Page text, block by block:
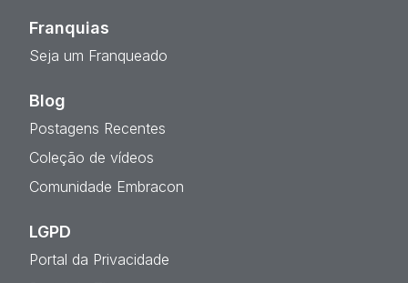
Franquias
Seja um Franqueado
Blog
Postagens Recentes
Coleção de vídeos
Comunidade Embracon
LGPD
Portal da Privacidade